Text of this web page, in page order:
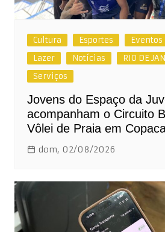
Cultura Esportes Eventos
Lazer
Notícias
RIO DE
Serviços
Jovens do Espaço da
acompanham o Circuito
Vôlei de Praia em
dom, 02/08/2026